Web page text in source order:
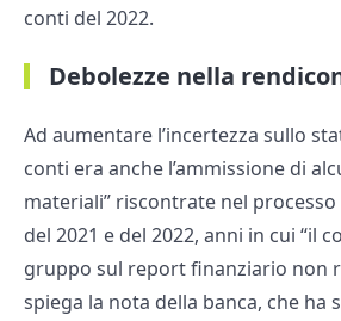
conti del 2022.
Debolezze nella
Ad aumentare l’incertezza sullo
conti era anche l’ammissione di
materiali” riscontrate nel
del 2021 e del 2022, anni in cui “il
gruppo sul report finanziario non
spiega la nota della banca, che ha